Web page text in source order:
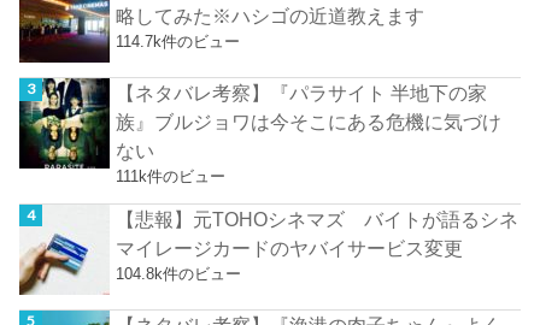
略してみた※ハシゴの近道教えます
114.7k件のビュー
【ネタバレ考察】『パラサイト 半地下の家
族』ブルジョワは今そこにある危機に気づけ
ない
111k件のビュー
【悲報】元TOHOシネマズ バイトが語るシネ
マイレージカードのヤバイサービス変更
104.8k件のビュー